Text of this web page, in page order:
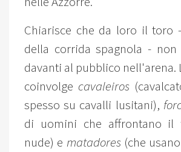
Chiarisce che da loro il toro
della corrida spagnola - non
davanti al pubblico nell'arena.
coinvolge cavaleiros
spesso su cavalli lusitani),
di uomini che affrontano il
nude) e matadores(che